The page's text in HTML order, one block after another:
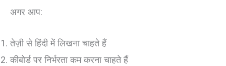
अगर आप:
तेज़ी से हिंदी में लिखना चाहते हैं
कीबोर्ड पर निर्भरता कम करना चाहते हैं